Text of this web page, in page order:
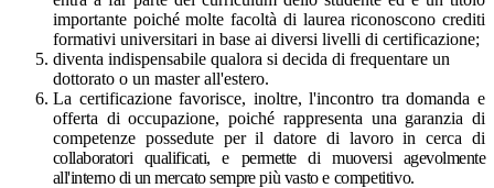
importante poiché molte facoltà di laurea riconoscono crediti
formativi universitari in base ai diversi livelli di certificazione;
diventa indispensabile qualora si decida di frequentare un
dottorato o un master all'estero.
La certificazione favorisce, inoltre, l'incontro tra domanda e
offerta di occupazione, poiché rappresenta una garanzia di
competenze possedute per il datore di lavoro in cerca di
collaboratori qualificati, e permette di muoversi agevolmente
all'interno di un mercato semprepiù vasto e competitivo.